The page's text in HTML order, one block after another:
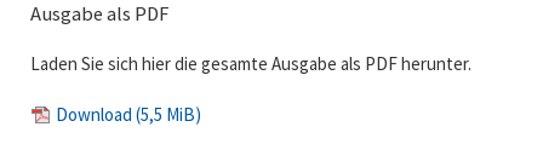
Ausgabe als PDF
Laden Sie sich hier die gesamte Ausgabe als PDF herunter.
Download (5,5 MiB)